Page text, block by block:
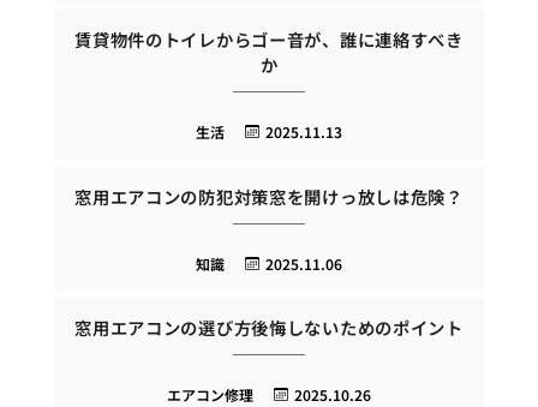
賃貸物件のトイレからゴー音が、誰に連絡すべき
か
2025.11.13
生活
窓用エアコンの防犯対策窓を開けっ放しは危険？
2025.11.06
知識
窓用エアコンの選び方後悔しないためのポイント
2025.10.26
エアコン修理